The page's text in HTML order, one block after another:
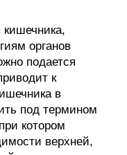
органов
подается
к
в
под термином
котором
верхней,